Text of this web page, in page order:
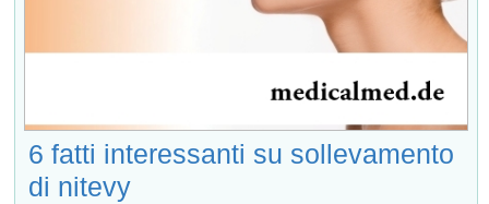
6 fatti interessanti su sollevamento
di nitevy